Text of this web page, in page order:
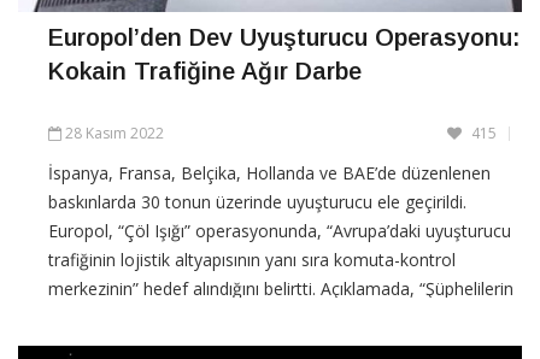
Europol’den Dev Uyuşturucu Operasyonu:
Kokain Trafiğine Ağır Darbe
28 Kasım 2022 415
İspanya, Fransa, Belçika, Hollanda ve BAE’de düzenlenen
baskınlarda 30 tonun üzerinde uyuşturucu ele geçirildi.
Europol, “Çöl Işığı” operasyonunda, “Avrupa’daki uyuşturucu
trafiğinin lojistik altyapısının yanı sıra komuta-kontrol
merkezinin” hedef alındığını belirtti. Açıklamada, “Şüphelilerin